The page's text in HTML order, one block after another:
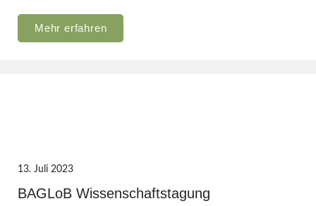
Mehr erfahren
13. Juli 2023
BAGLoB Wissenschaftstagung